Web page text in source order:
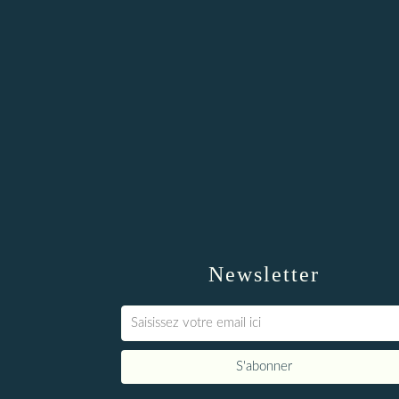
Newsletter